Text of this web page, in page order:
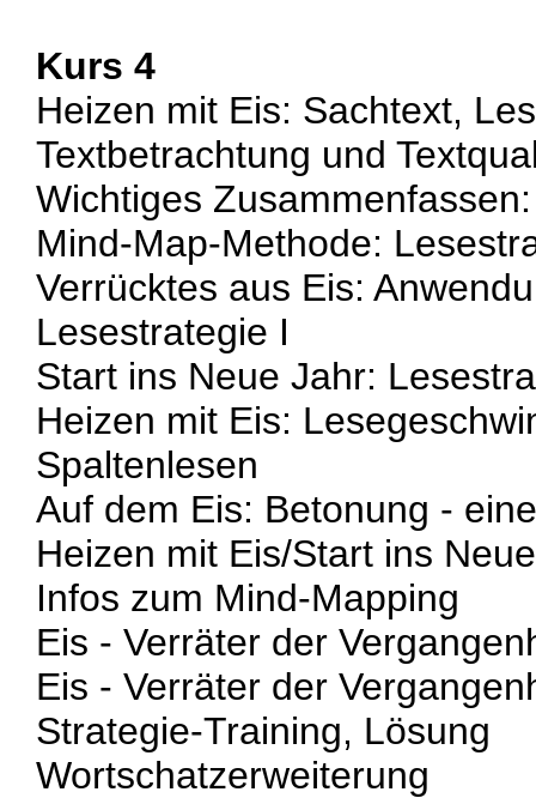
Kurs 4
Heizen mit Eis: Sachtext,
Textbetrachtung und
Wichtiges
Mind-Map-Methode:
Verrücktes aus Eis:
Lesestrategie I
Start ins Neue Jahr:
Heizen mit Eis:
Spaltenlesen
Auf dem Eis: Betonung -
Heizen mit Eis/Start ins
Infos zum Mind-Mapping
Eis - Verräter der
Eis - Verräter der
Strategie-Training, Lösung
Wortschatzerweiterung